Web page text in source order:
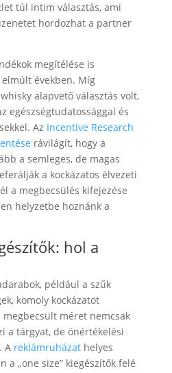
túl intim választás, ami
hordozhat a partner
megítélése is
években. Míg
alapvető választás volt,
egészségtudatossággal és
Az Incentive Research
rávilágít, hogy a
a semleges, de magas
a kockázatos élvezeti
a megbecsülés kifejezése
helyzetbe hoznánk a
hol a
például a szűk
komoly kockázatot
megbecsült méret nemcsak
a tárgyat, de önértékelési
A reklámruházathelyes
a „one size” kiegészítők felé